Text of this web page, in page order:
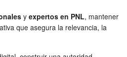
y expertos en PNL, mantener
que asegura la relevancia, la